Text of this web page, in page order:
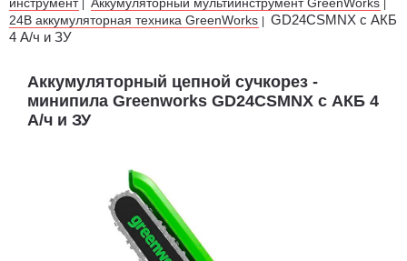
| |
24В аккумуляторная техника GreenWorks | GD24CSMNX с АКБ
4 А/ч и ЗУ
Аккумуляторный цепной сучкорез -
минипила Greenworks GD24CSMNX с АКБ 4
А/ч и ЗУ